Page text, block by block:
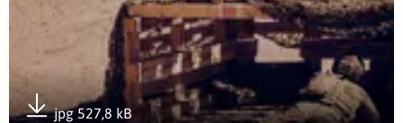
jpg 527,8 kB